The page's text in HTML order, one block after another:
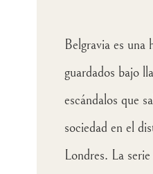
Belgravia es una
guardados bajo
escándalos que
sociedad en el
Londres. La